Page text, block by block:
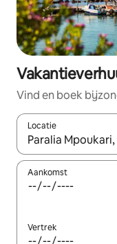
Vind en boek
Locatie
Wanneer er
Aankomst
Vertrek